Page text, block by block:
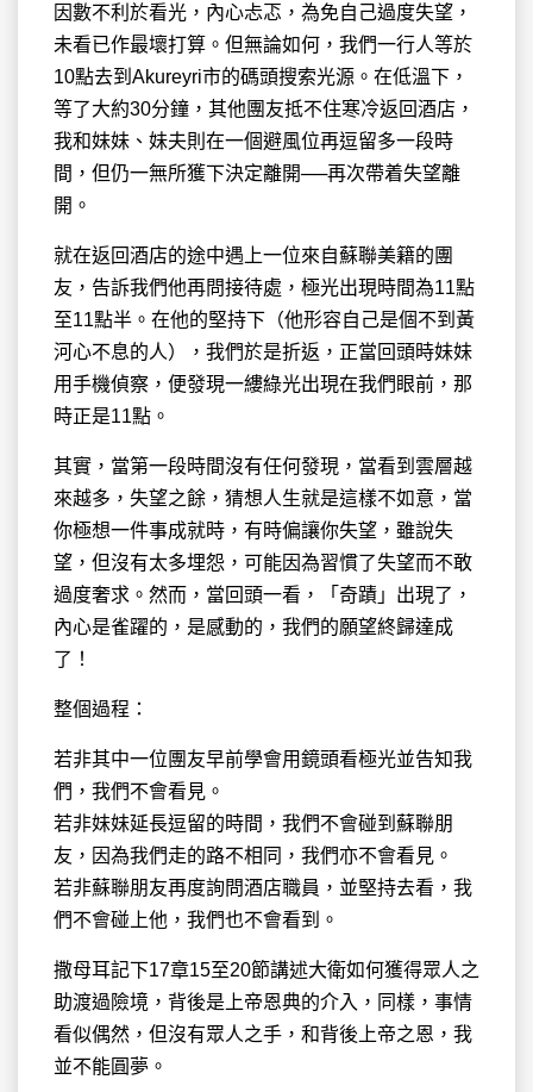
因數不利於看光，內心忐忑，為免自己過度失望，
未看已作最壞打算。但無論如何，我們一行人等於
10點去到Akureyri市的碼頭搜索光源。在低溫下，
等了大約30分鐘，其他團友抵不住寒冷返回酒店，
我和妹妹、妹夫則在一個避風位再逗留多一段時
間，但仍一無所獲下決定離開──再次帶着失望離
開。
就在返回酒店的途中遇上一位來自蘇聯美籍的團
友，告訴我們他再問接待處，極光出現時間為11點
至11點半。在他的堅持下（他形容自己是個不到黃
河心不息的人），我們於是折返，正當回頭時妹妹
用手機偵察，便發現一縷綠光出現在我們眼前，那
時正是11點。
其實，當第一段時間沒有任何發現，當看到雲層越
來越多，失望之餘，猜想人生就是這樣不如意，當
你極想一件事成就時，有時偏讓你失望，雖說失
望，但沒有太多埋怨，可能因為習慣了失望而不敢
過度奢求。然而，當回頭一看，「奇蹟」出現了，
內心是雀躍的，是感動的，我們的願望終歸達成
了！
整個過程：
若非其中一位團友早前學會用鏡頭看極光並告知我
們，我們不會看見。
若非妹妹延長逗留的時間，我們不會碰到蘇聯朋
友，因為我們走的路不相同，我們亦不會看見。
若非蘇聯朋友再度詢問酒店職員，並堅持去看，我
們不會碰上他，我們也不會看到。
撒母耳記下17章15至20節講述大衛如何獲得眾人之
助渡過險境，背後是上帝恩典的介入，同樣，事情
看似偶然，但沒有眾人之手，和背後上帝之恩，我
並不能圓夢。